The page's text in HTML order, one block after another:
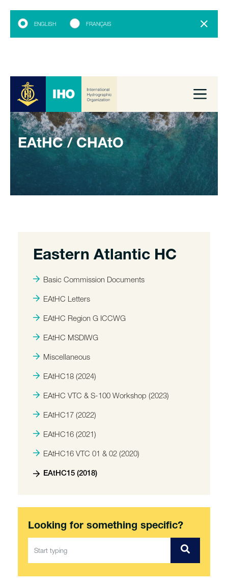
ENGLISH FRANÇAIS
EAtHC / CHAtO
Eastern Atlantic HC
Basic Commission Documents
EAtHC Letters
EAtHC Region G ICCWG
EAtHC MSDIWG
Miscellaneous
EAtHC18 (2024)
EAtHC VTC & S-100 Workshop (2023)
EAtHC17 (2022)
EAtHC16 (2021)
EAtHC16 VTC 01 & 02 (2020)
EAtHC15 (2018)
Looking for something specific?